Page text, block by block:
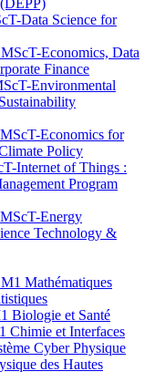
Data Science for
Economics, Data
Finance
Environmental
Economics for
Policy
Internet of Things :
Program
Energy
Technology &
Mathématiques
Biologie et Santé
et Interfaces
Cyber Physique
des Hautes